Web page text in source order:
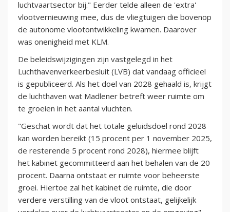
luchtvaartsector bij." Eerder telde alleen de 'extra'
vlootvernieuwing mee, dus de vliegtuigen die bovenop
de autonome vlootontwikkeling kwamen. Daarover
was onenigheid met KLM.
De beleidswijzigingen zijn vastgelegd in het
Luchthavenverkeerbesluit (LVB) dat vandaag officieel
is gepubliceerd. Als het doel van 2028 gehaald is, krijgt
de luchthaven wat Madlener betreft weer ruimte om
te groeien in het aantal vluchten.
"Geschat wordt dat het totale geluidsdoel rond 2028
kan worden bereikt (15 procent per 1 november 2025,
de resterende 5 procent rond 2028), hiermee blijft
het kabinet gecommitteerd aan het behalen van de 20
procent. Daarna ontstaat er ruimte voor beheerste
groei. Hiertoe zal het kabinet de ruimte, die door
verdere verstilling van de vloot ontstaat, gelijkelijk